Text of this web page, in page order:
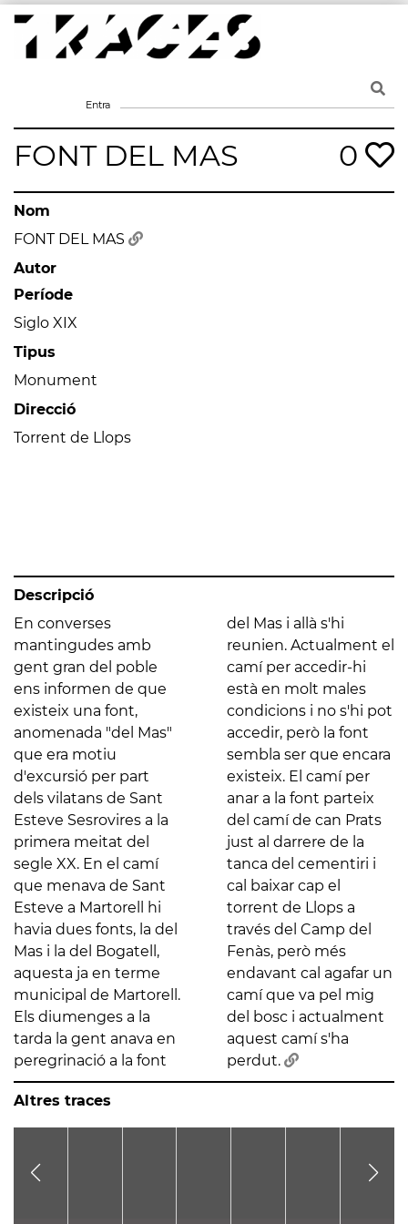
Skip
content
Entra
FONT DEL MAS 0
Nom
FONT DEL MAS
Autor
Període
Siglo XIX
Tipus
Monument
Direcció
Torrent de Llops
Descripció
En converses
mantingudes amb
gent gran del poble
ens informen de que
existeix una font,
anomenada "del Mas"
que era motiu
d'excursió per part
dels vilatans de Sant
Esteve Sesrovires a la
primera meitat del
segle XX. En el camí
que menava de Sant
Esteve a Martorell hi
havia dues fonts, la del
Mas i la del Bogatell,
aquesta ja en terme
municipal de Martorell.
Els diumenges a la
tarda la gent anava en
peregrinació a la font
del Mas i allà s'hi
reunien. Actualment el
camí per accedir-hi
està en molt males
condicions i no s'hi pot
accedir, però la font
sembla ser que encara
existeix. El camí per
anar a la font parteix
del camí de can Prats
just al darrere de la
tanca del cementiri i
cal baixar cap el
torrent de Llops a
través del Camp del
Fenàs, però més
endavant cal agafar un
camí que va pel mig
del bosc i actualment
aquest camí s'ha
perdut.
Altres traces